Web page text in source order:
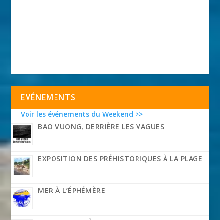
EVÉNEMENTS
Voir les événements du Weekend >>
BAO VUONG, DERRIÈRE LES VAGUES
EXPOSITION DES PRÉHISTORIQUES À LA PLAGE
MER À L’ÉPHÉMÈRE